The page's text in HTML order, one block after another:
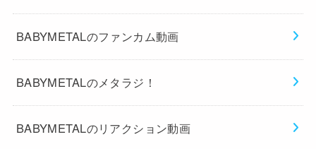
BABYMETALのファンカム動画
BABYMETALのメタラジ！
BABYMETALのリアクション動画